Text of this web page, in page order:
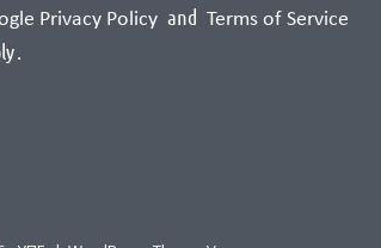
Privacy Policy and Terms of Service
.